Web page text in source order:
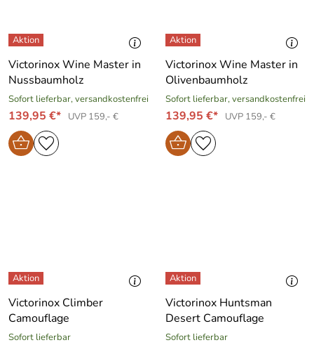
Victorinox Wine Master in
Nussbaumholz
Sofort lieferbar, versandkostenfrei
139,95 €* UVP 159,- €
Victorinox Wine Master in
Olivenbaumholz
Sofort lieferbar, versandkostenfrei
139,95 €* UVP 159,- €
Victorinox Climber
Camouflage
Sofort lieferbar
Victorinox Huntsman
Desert Camouflage
Sofort lieferbar